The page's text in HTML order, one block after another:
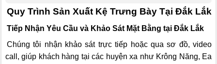
Quy Trình Sản Xuất Kệ Trưng Bày Tại Đắk Lắk
Tiếp Nhận Yêu Cầu và Khảo Sát Mặt Bằng tại Đắk Lắk
Chúng tôi nhận khảo sát trực tiếp hoặc qua sơ đồ, video
call, giúp khách hàng tại các huyện xa như Krông Năng, Ea